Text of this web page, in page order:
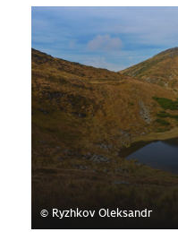
© Ryzhkov Oleksandr